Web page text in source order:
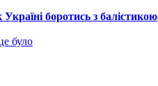
боротись з балістикою
було